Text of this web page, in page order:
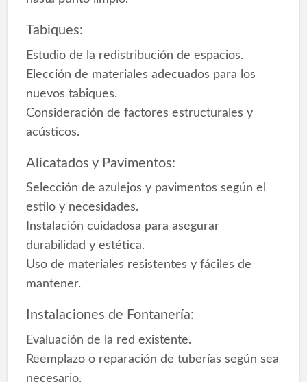
Tabiques:
Estudio de la redistribución de espacios.
Elección de materiales adecuados para los
nuevos tabiques.
Consideración de factores estructurales y
acústicos.
Alicatados y Pavimentos:
Selección de azulejos y pavimentos según el
estilo y necesidades.
Instalación cuidadosa para asegurar
durabilidad y estética.
Uso de materiales resistentes y fáciles de
mantener.
Instalaciones de Fontanería:
Evaluación de la red existente.
Reemplazo o reparación de tuberías según sea
necesario.